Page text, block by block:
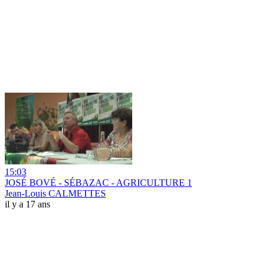
15:03
JOSÉ BOVÉ - SÉBAZAC - AGRICULTURE 1
Jean-Louis CALMETTES
il y a 17 ans